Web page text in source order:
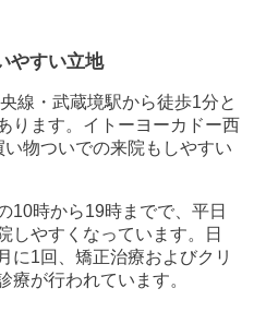
やすい立地
線・武蔵境駅から徒歩1分と
ります。イトーヨーカドー西
物ついでの来院もしやすい
10時から19時までで、平日
しやすくなっています。日
に1回、矯正治療およびクリ
療が行われています。